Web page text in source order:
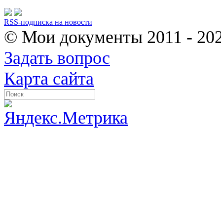
RSS-подписка на новости
© Мои документы 2011 -
Задать вопрос
Карта сайта